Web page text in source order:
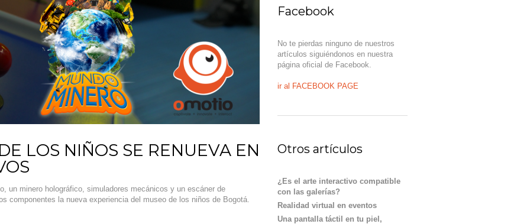
LOS NIÑOS SE RENUEVA EN
un minero holográfico, simuladores mecánicos y un escáner de
componentes la nueva experiencia del museo de los niños de Bogotá.
Facebook
No te pierdas ninguno de nuestros
artículos siguiéndonos en nuestra
página oficial de Facebook.
ir al FACEBOOK PAGE
Otros artículos
¿Es el arte interactivo compatible
con las galerías?
Realidad virtual en eventos
Una pantalla táctil en tu piel,